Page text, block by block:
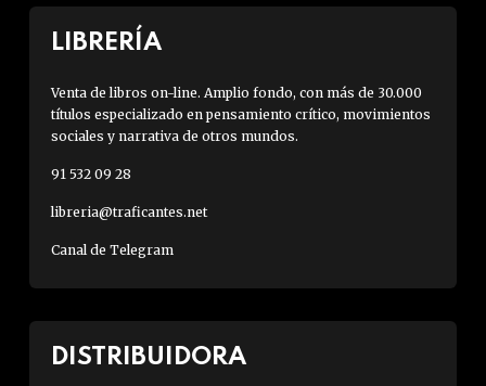
LIBRERÍA
Venta de libros on-line. Amplio fondo, con más de 30.000
títulos especializado en pensamiento crítico, movimientos
sociales y narrativa de otros mundos.
91 532 09 28
libreria@traficantes.net
Canal de Telegram
DISTRIBUIDORA